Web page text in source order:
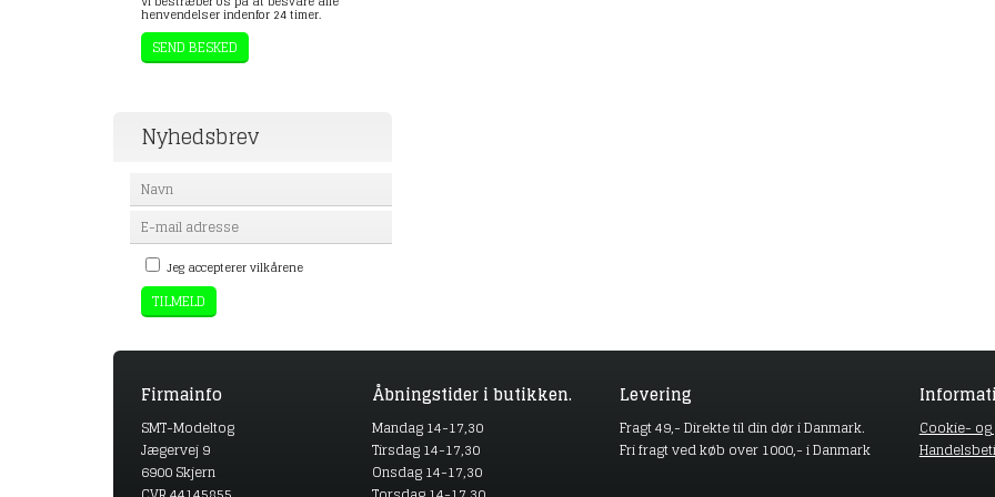
henvendelser indenfor 24 timer.
Nyhedsbrev
Jeg accepterer vilkårene
Firmainfo
SMT-Modeltog
Jægervej 9
6900 Skjern
Åbningstider i butikken.
Mandag 14-17,30
Tirsdag 14-17,30
Onsdag 14-17,30
Levering
Fragt 49,- Direkte til din dør i Danmark.
Fri fragt ved køb over 1000,- i Danmark
Cookie-